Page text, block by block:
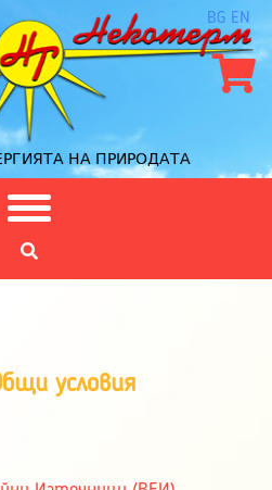
НА ПРИРОДАТА
BG EN
условия